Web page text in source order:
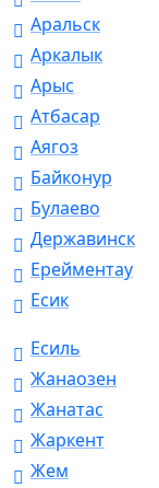
Аральск
Аркалык
Арыс
Атбасар
Аягоз
Байконур
Булаево
Державинск
Ерейментау
Есик
Есиль
Жанаозен
Жанатас
Жаркент
Жем